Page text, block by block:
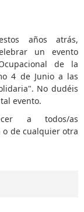
años atrás,
un evento
de la
4 de Junio a las
No dudéis
evento.
a todos/as
o de cualquier otra